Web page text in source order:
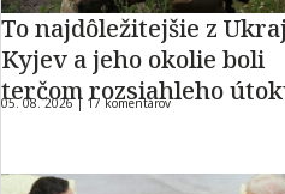
To najdôležitejšie z
Kyjev a jeho okolie boli
terčom rozsiahleho
05. 08. 2026 | 17 komentárov